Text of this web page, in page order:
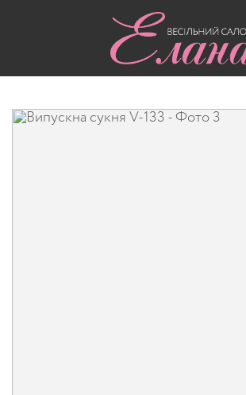
Випускні сукні